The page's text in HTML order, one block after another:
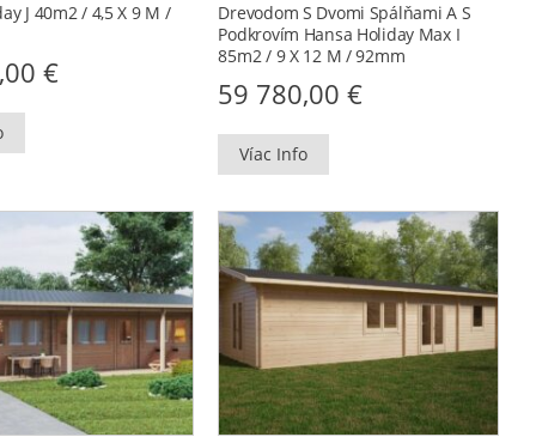
J 40m2 / 4,5 X 9 M /
€
Drevodom S Dvomi Spálňami A S
Podkrovím Hansa Holiday Max I
85m2 / 9 X 12 M / 92mm
59 780,00€
Víac Info